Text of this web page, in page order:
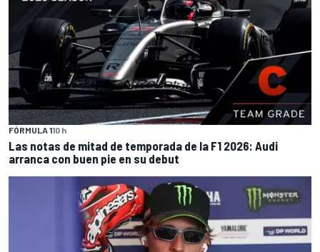
FÓRMULA 110 h
Las notas de mitad de temporada de la F1 2026: Audi
arranca con buen pie en su debut